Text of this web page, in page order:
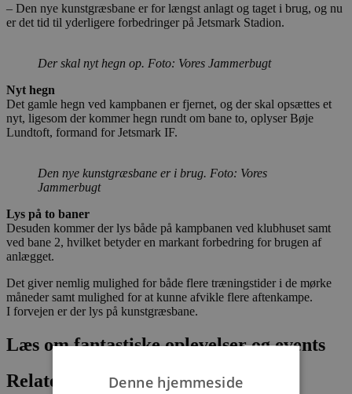
– Den nye kunstgræsbane er for længst anlagt og taget i brug, og nu
er det tid til yderligere forbedringer på Jetsmark Stadion.
Der skal nyt hegn op. Foto: Vores Jammerbugt
Nyt hegn
Det gamle hegn ved kampbanen er fjernet, og der skal opsættes et
nyt, ligesom der kommer hegn rundt om bane to, oplyser Bøje
Lundtoft, formand for Jetsmark IF.
Den nye kunstgræsbane er i brug. Foto: Vores
Jammerbugt
Lys på to baner
Desuden kommer der lys både på kampbanen ved klubhuset samt
ved bane 2, hvilket betyder en markant forbedring for brugen af
anlægget.
Det giver nemlig mulighed for både flere træningstider i de mørke
måneder samt mulighed for at kunne afvikle flere aftenkampe.
I forvejen er der lys på kunstgræsbane.
Læs om fantastiske oplevelser og events
Relaterede artiklerDenne hjemmeside